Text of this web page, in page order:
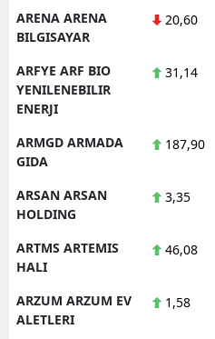
ARENA ARENA
BILGISAYAR
20,60
ARFYE ARF BIO
YENILENEBILIR
ENERJI
31,14
ARMGD ARMADA
GIDA
187,90
ARSAN ARSAN
HOLDING
3,35
ARTMS ARTEMIS
HALI
46,08
ARZUM ARZUM EV
ALETLERI
1,58